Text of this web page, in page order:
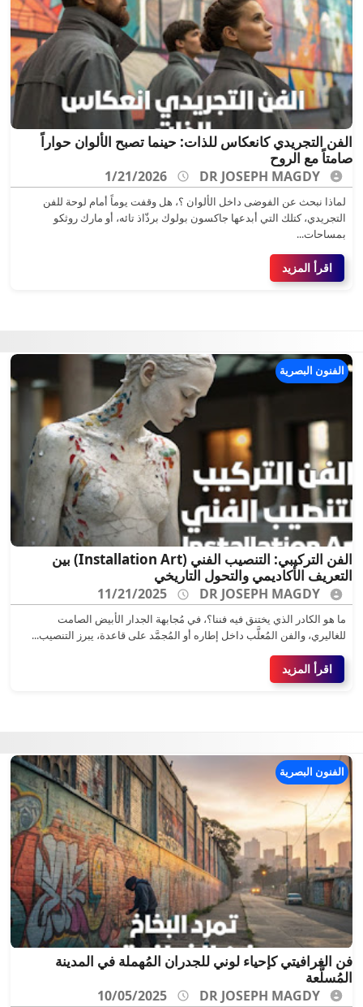
الفن التجريدي كانعكاس للذات: حينما تصبح الألوان حواراً
صامتاً مع الروح
DR JOSEPH MAGDY
1/21/2026
لماذا نبحث عن الفوضى داخل الألوان ؟، هل وقفت يوماً أمام لوحة للفن
التجريدي، كتلك التي أبدعها جاكسون بولوك برذّاذ تائه، أو مارك روثكو
بمساحات...
اقرأ المزيد
الفنون البصرية
الفن التركيبي: التنصيب الفني (Installation Art) بين
التعريف الأكاديمي والتحول التاريخي
DR JOSEPH MAGDY
11/21/2025
ما هو الكادر الذي يختنق فيه فننا؟، في مُجابهة الجدار الأبيض الصامت
للغاليري، والفن المُعلَّب داخل إطاره أو المُجمَّد على قاعدة، يبرز التنصيب...
اقرأ المزيد
الفنون البصرية
فن الغرافيتي كإحياء لوني للجدران المُهملة في المدينة
المُسلَّعة
DR JOSEPH MAGDY
10/05/2025